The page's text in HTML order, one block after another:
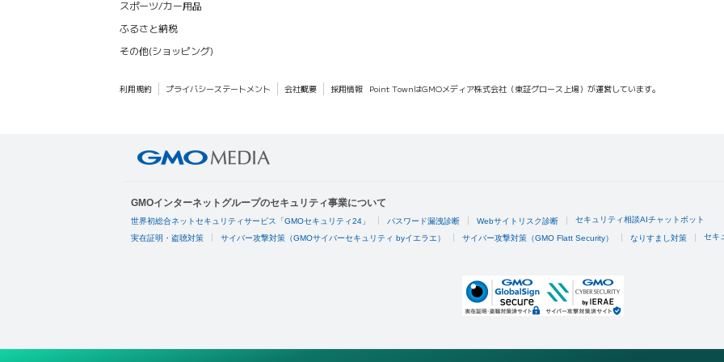
スポーツ/カー用品
ふるさと納税
その他(ショッピング)
利用規約 プライバシーステートメント 会社概要 採用情報 Point TownはGMOメディア株式会社（東証グロース上場）が運営しています。
GMOインターネットグループのセキュリティ事業について
世界初総合ネットセキュリティサービス「GMOセキュリティ24」 パスワード漏洩診断 Webサイトリスク診断 セキュリティ相談AIチャットボット
実在証明・盗聴対策 サイバー攻撃対策（GMOサイバーセキュリティ byイエラエ） サイバー攻撃対策（GMO Flatt Security） なりすまし対策 セキ